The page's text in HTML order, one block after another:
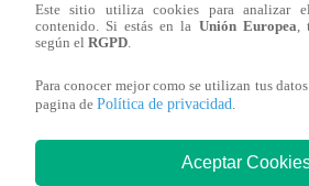
También
interesar
Este sitio utiliza cookies para analizar
contenido. Si estás en la Unión Europea
según el RGPD
Para conocer mejor como se utilizan tus
pagina de Política de privacidad
Aceptar